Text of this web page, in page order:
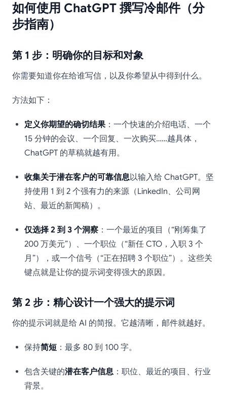
如何使用 ChatGPT 撰写冷邮件（分
步指南）
第 1 步：明确你的目标和对象
你需要知道你在给谁写信，以及你希望从中得到什么。
方法如下：
定义你期望的确切结果 ：一个快速的介绍电话、一个
15 分钟的会议、一个回复、一次购买……越具体，
ChatGPT 的草稿就越有用。
收集关于潜在客户的可靠信息以输入给 ChatGPT。坚
持使用 1 到 2 个强有力的来源（LinkedIn、公司网
站、最近的新闻稿）。
仅选择 2 到 3 个洞察 ：一个最近的项目（“刚筹集了
200 万美元”）、一个职位（“新任 CTO，入职 3 个
月”），或一个信号（“正在招聘 3 个职位”）。这些关
键点就是让你的提示词变得强大的原因。
第 2 步：精心设计一个强大的提示词
你的提示词就是给 AI 的简报。它越清晰，邮件就越好。
保持简短 ：最多 80 到 100 字。
包含关键的潜在客户信息：职位、最近的项目、行业
背景。